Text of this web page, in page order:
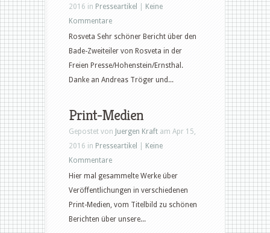
2016 in Presseartikel
Keine
Kommentare
Rosveta Sehr schöner Bericht über den
Bade-Zweiteiler von Rosveta in der
Freien Presse/Hohenstein/Ernsthal.
Danke an Andreas Tröger und...
Print-Medien
Gepostet von Juergen Kraft am Apr 15,
2016 in Presseartikel
Keine
Kommentare
Hier mal gesammelte Werke über
Veröffentlichungen in verschiedenen
Print-Medien, vom Titelbild zu schönen
Berichten über unsere...